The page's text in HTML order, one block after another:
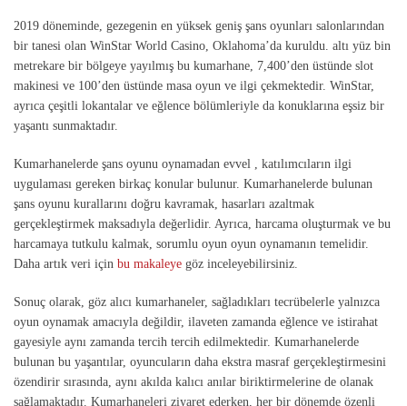
2019 döneminde, gezegenin en yüksek geniş şans oyunları salonlarından
bir tanesi olan WinStar World Casino, Oklahoma’da kuruldu. altı yüz bin
metrekare bir bölgeye yayılmış bu kumarhane, 7,400’den üstünde slot
makinesi ve 100’den üstünde masa oyun ve ilgi çekmektedir. WinStar,
ayrıca çeşitli lokantalar ve eğlence bölümleriyle da konuklarına eşsiz bir
yaşantı sunmaktadır.
Kumarhanelerde şans oyunu oynamadan evvel , katılımcıların ilgi
uygulaması gereken birkaç konular bulunur. Kumarhanelerde bulunan
şans oyunu kurallarını doğru kavramak, hasarları azaltmak
gerçekleştirmek maksadıyla değerlidir. Ayrıca, harcama oluşturmak ve bu
harcamaya tutkulu kalmak, sorumlu oyun oyun oynamanın temelidir.
Daha artık veri için bu makaleye göz inceleyebilirsiniz.
Sonuç olarak, göz alıcı kumarhaneler, sağladıkları tecrübelerle yalnızca
oyun oynamak amacıyla değildir, ilaveten zamanda eğlence ve istirahat
gayesiyle aynı zamanda tercih tercih edilmektedir. Kumarhanelerde
bulunan bu yaşantılar, oyuncuların daha ekstra masraf gerçekleştirmesini
özendirir sırasında, aynı akılda kalıcı anılar biriktirmelerine de olanak
sağlamaktadır. Kumarhaneleri ziyaret ederken, her bir dönemde özenli